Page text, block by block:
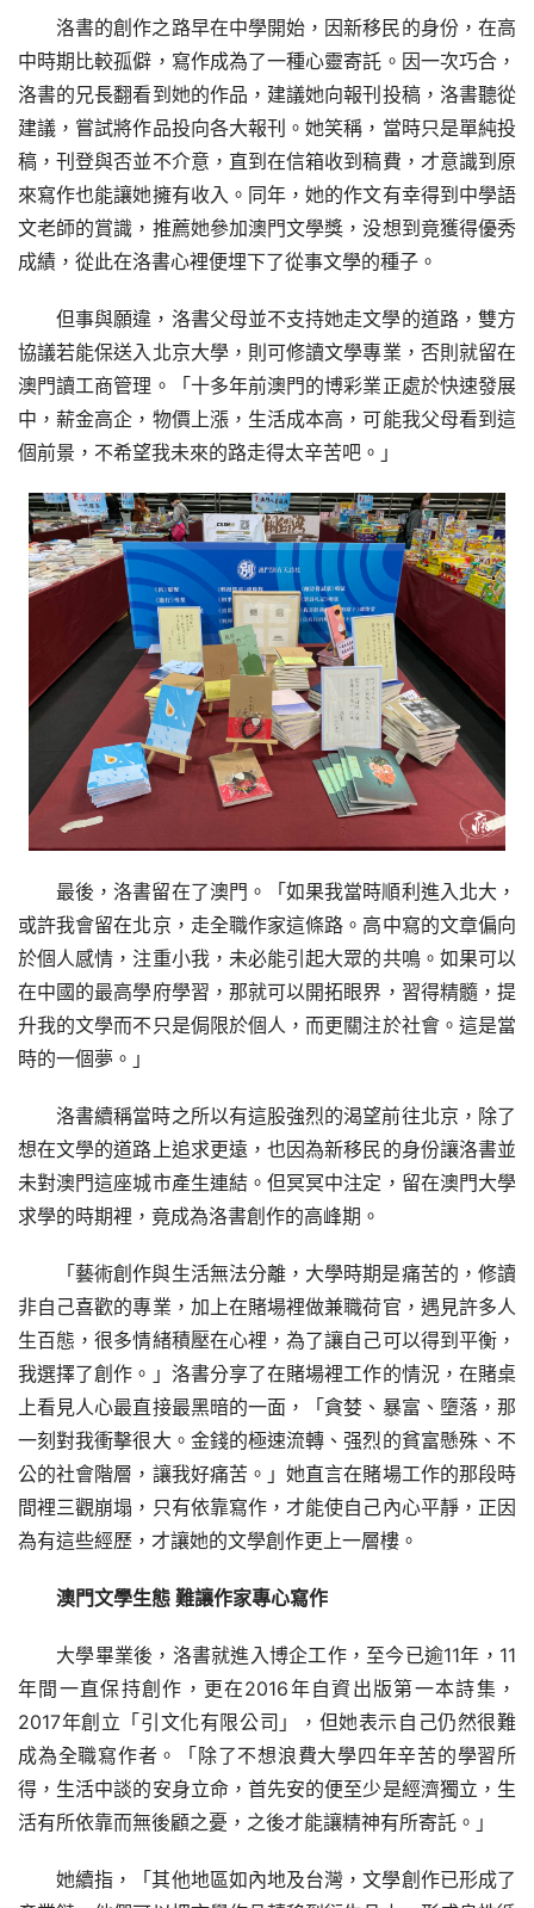
洛書的創作之路早在中學開始，因新移民的身份，在高
中時期比較孤僻，寫作成為了一種心靈寄託。因一次巧合，
洛書的兄長翻看到她的作品，建議她向報刊投稿，洛書聽從
建議，嘗試將作品投向各大報刊。她笑稱，當時只是單純投
稿，刊登與否並不介意，直到在信箱收到稿費，才意識到原
來寫作也能讓她擁有收入。同年，她的作文有幸得到中學語
文老師的賞識，推薦她參加澳門文學獎，没想到竟獲得優秀
成績，從此在洛書心裡便埋下了從事文學的種子。
但事與願違，洛書父母並不支持她走文學的道路，雙方
協議若能保送入北京大學，則可修讀文學專業，否則就留在
澳門讀工商管理。「十多年前澳門的博彩業正處於快速發展
中，薪金高企，物價上漲，生活成本高，可能我父母看到這
個前景，不希望我未來的路走得太辛苦吧。」
最後，洛書留在了澳門。「如果我當時順利進入北大，
或許我會留在北京，走全職作家這條路。高中寫的文章偏向
於個人感情，注重小我，未必能引起大眾的共鳴。如果可以
在中國的最高學府學習，那就可以開拓眼界，習得精髓，提
升我的文學而不只是侷限於個人，而更關注於社會。這是當
時的一個夢。」
洛書續稱當時之所以有這股強烈的渴望前往北京，除了
想在文學的道路上追求更遠，也因為新移民的身份讓洛書並
未對澳門這座城市產生連結。但冥冥中注定，留在澳門大學
求學的時期裡，竟成為洛書創作的高峰期。
「藝術創作與生活無法分離，大學時期是痛苦的，修讀
非自己喜歡的專業，加上在賭場裡做兼職荷官，遇見許多人
生百態，很多情緒積壓在心裡，為了讓自己可以得到平衡，
我選擇了創作。」洛書分享了在賭場裡工作的情況，在賭桌
上看見人心最直接最黑暗的一面，「貪婪、暴富、墮落，那
一刻對我衝擊很大。金錢的極速流轉、强烈的貧富懸殊、不
公的社會階層，讓我好痛苦。」她直言在賭場工作的那段時
間裡三觀崩塌，只有依靠寫作，才能使自己內心平靜，正因
為有這些經歷，才讓她的文學創作更上一層樓。
澳門文學生態 難讓作家專心寫作
大學畢業後，洛書就進入博企工作，至今已逾11年，11
年間一直保持創作，更在2016年自資出版第一本詩集，
2017年創立「引文化有限公司」，但她表示自己仍然很難
成為全職寫作者。「除了不想浪費大學四年辛苦的學習所
得，生活中談的安身立命，首先安的便至少是經濟獨立，生
活有所依靠而無後顧之憂，之後才能讓精神有所寄託。」
她續指，「其他地區如內地及台灣，文學創作已形成了